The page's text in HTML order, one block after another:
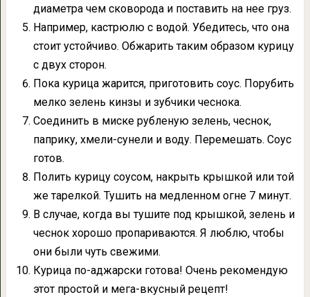
диаметра чем сковорода и поставить на нее груз.
Например, кастрюлю с водой. Убедитесь, что она
стоит устойчиво. Обжарить таким образом курицу
с двух сторон.
Пока курица жарится, приготовить соус. Порубить
мелко зелень кинзы и зубчики чеснока.
Соединить в миске рубленую зелень, чеснок,
паприку, хмели-сунели и воду. Перемешать. Соус
готов.
Полить курицу соусом, накрыть крышкой или той
же тарелкой. Тушить на медленном огне 7 минут.
В случае, когда вы тушите под крышкой, зелень и
чеснок хорошо пропариваются. Я люблю, чтобы
они были чуть свежими.
Курица по-аджарски готова! Очень рекомендую
этот простой и мега-вкусный рецепт!